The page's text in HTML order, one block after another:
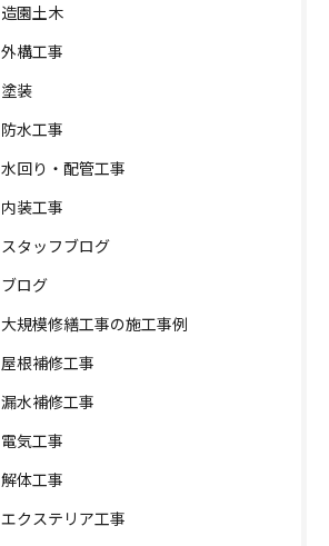
造園土木
外構工事
塗装
防水工事
水回り・配管工事
内装工事
スタッフブログ
ブログ
大規模修繕工事の施工事例
屋根補修工事
漏水補修工事
電気工事
解体工事
エクステリア工事